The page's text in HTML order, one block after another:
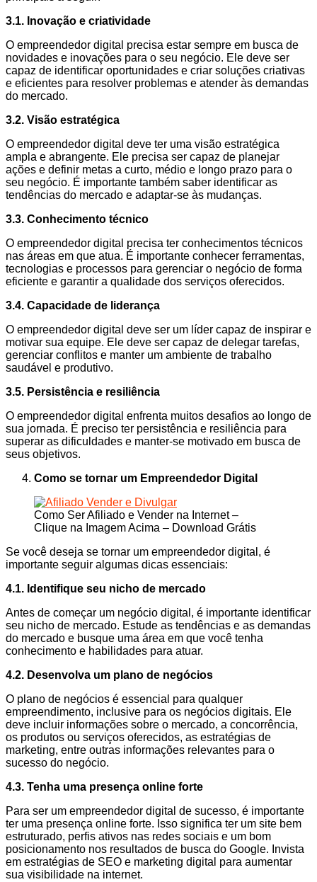
3.1. Inovação e criatividade
O empreendedor digital precisa estar sempre em busca de
novidades e inovações para o seu negócio. Ele deve ser
capaz de identificar oportunidades e criar soluções criativas
e eficientes para resolver problemas e atender às demandas
do mercado.
3.2. Visão estratégica
O empreendedor digital deve ter uma visão estratégica
ampla e abrangente. Ele precisa ser capaz de planejar
ações e definir metas a curto, médio e longo prazo para o
seu negócio. É importante também saber identificar as
tendências do mercado e adaptar-se às mudanças.
3.3. Conhecimento técnico
O empreendedor digital precisa ter conhecimentos técnicos
nas áreas em que atua. É importante conhecer ferramentas,
tecnologias e processos para gerenciar o negócio de forma
eficiente e garantir a qualidade dos serviços oferecidos.
3.4. Capacidade de liderança
O empreendedor digital deve ser um líder capaz de inspirar e
motivar sua equipe. Ele deve ser capaz de delegar tarefas,
gerenciar conflitos e manter um ambiente de trabalho
saudável e produtivo.
3.5. Persistência e resiliência
O empreendedor digital enfrenta muitos desafios ao longo de
sua jornada. É preciso ter persistência e resiliência para
superar as dificuldades e manter-se motivado em busca de
seus objetivos.
Como se tornar um Empreendedor Digital
Como Ser Afiliado e Vender na Internet –
Clique na Imagem Acima – Download Grátis
Se você deseja se tornar um empreendedor digital, é
importante seguir algumas dicas essenciais:
4.1. Identifique seu nicho de mercado
Antes de começar um negócio digital, é importante identificar
seu nicho de mercado. Estude as tendências e as demandas
do mercado e busque uma área em que você tenha
conhecimento e habilidades para atuar.
4.2. Desenvolva um plano de negócios
O plano de negócios é essencial para qualquer
empreendimento, inclusive para os negócios digitais. Ele
deve incluir informações sobre o mercado, a concorrência,
os produtos ou serviços oferecidos, as estratégias de
marketing, entre outras informações relevantes para o
sucesso do negócio.
4.3. Tenha uma presença online forte
Para ser um empreendedor digital de sucesso, é importante
ter uma presença online forte. Isso significa ter um site bem
estruturado, perfis ativos nas redes sociais e um bom
posicionamento nos resultados de busca do Google. Invista
em estratégias de SEO e marketing digital para aumentar
sua visibilidade na internet.